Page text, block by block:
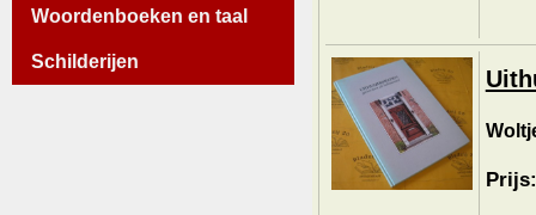
Woordenboeken en taal
Schilderijen